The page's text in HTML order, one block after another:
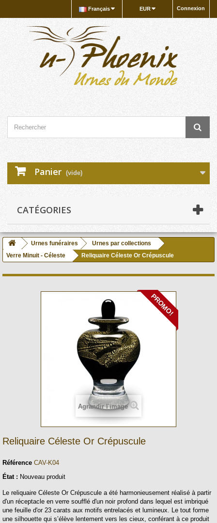
Connexion
EUR
Français
Panier (vide)
CATÉGORIES
Urnes funéraires
Urnes par collections
Verre Minuit - Céleste
Reliquaire Céleste Or Crépuscule
PROMO!
Agrandir l'image
Reliquaire Céleste Or Crépuscule
Référence CAV-K04
État : Nouveau produit
Le reliquaire Céleste Or Crépuscule a été harmonieusement réalisé à partir
d'un réceptacle en verre soufflé d'un noir profond dans lequel est imbriqué
une feuille d'or 23 carats aux motifs entrelacés et lumineux. Le tout forme
une silhouette qui s’élève lentement vers les cieux, conférant à ce produit